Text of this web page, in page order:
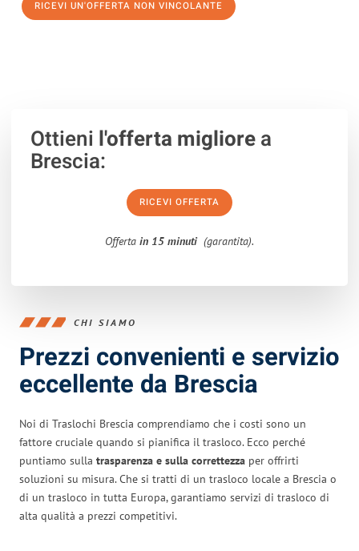
RICEVI UN'OFFERTA NON VINCOLANTE
Ottieni l'offerta migliorea
Brescia:
RICEVI OFFERTA
Offerta in 15 minuti (garantita).
CHI SIAMO
Prezzi convenienti e servizio
eccellente da Brescia
Noi di Traslochi Brescia comprendiamo che i costi sono un
fattore cruciale quando si pianifica il trasloco. Ecco perché
puntiamo sulla trasparenza e sulla correttezza per offrirti
soluzioni su misura. Che si tratti di un trasloco locale a Brescia o
di un trasloco in tutta Europa, garantiamo servizi di trasloco di
alta qualità a prezzi competitivi.